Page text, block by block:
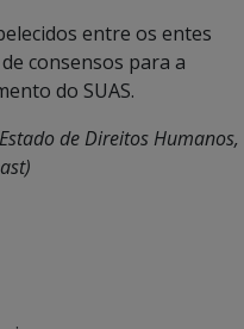
entre os entes
consensos para a
do SUAS.
de Direitos Humanos,